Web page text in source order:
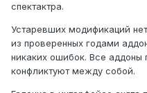
спектактра.
Устаревших модификаций
из проверенных годами
никаких ошибок. Все аддоны
конфликтуют между собой.